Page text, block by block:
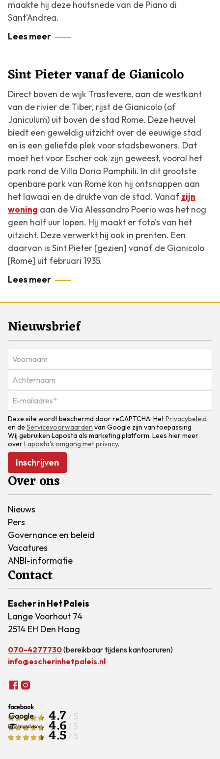
maakte hij deze houtsnede van de Piano di
Sant'Andrea.
Lees meer
Sint Pieter vanaf de Gianicolo
Direct boven de wijk Trastevere, aan de westkant
van de rivier de Tiber, rijst de Gianicolo (of
Janiculum) uit boven de stad Rome. Deze heuvel
biedt een geweldig uitzicht over de eeuwige stad
en is een geliefde plek voor stadsbewoners. Dat
moet het voor Escher ook zijn geweest, vooral het
park rond de Villa Doria Pamphili. In dit grootste
openbare park van Rome kon hij ontsnappen aan
het lawaai en de drukte van de stad. Vanaf zijn
woning aan de Via Alessandro Poerio was het nog
geen half uur lopen. Hij maakt er foto's van het
uitzicht. Deze verwerkt hij ook in prenten. Een
daarvan is Sint Pieter [gezien] vanaf de Gianicolo
[Rome] uit februari 1935.
Lees meer
Nieuwsbrief
Deze site wordt beschermd door reCAPTCHA. HetPrivacybeleid
en de Servicevoorwaarden van Google zijn van toepassing
Wij gebruiken Laposta als marketing platform. Lees hier meer
overLaposta's omgang met privacy.
Inschrijven
Over ons
Nieuws
Pers
Governance en beleid
Vacatures
ANBI-informatie
Contact
Escher in Het Paleis
Lange Voorhout 74
2514 EH Den Haag
070-4277730(bereikbaar tijdens kantooruren)
info@escherinhetpaleis.nl
4.7 / 5
4.6 / 5
4.5 / 5